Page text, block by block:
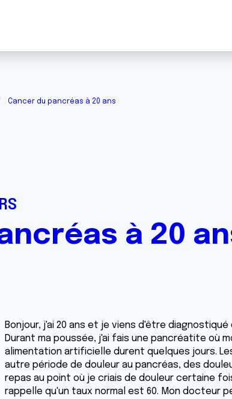
Cancer du pancréas à 20 ans
à 20
Bonjour, j'ai 20 ans et je viens d'être
Durant ma poussée, j'ai fais une pancréatite où
alimentation artificielle durent quelques jours.
autre période de douleur au pancréas, des
repas au point où je criais de douleur certaine
rappelle qu'un taux normal est 60. Mon docteur